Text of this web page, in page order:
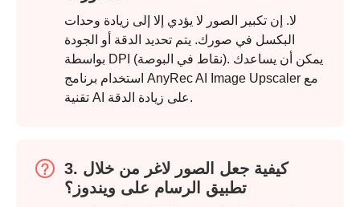
لا. إن تكبير الصور لا يؤدي إلا إلى زيادة وحدات
البكسل في صورك. يتم تحديد الدقة أو الجودة
بواسطة DPI (نقاط في البوصة). يمكن أن يساعدك
استخدام برنامج AnyRec AI Image Upscaler مع
تقنية AI على زيادة الدقة.
3. كيفية جعل الصور لاغر من خلال
تطبيق الرسام على ويندوز؟